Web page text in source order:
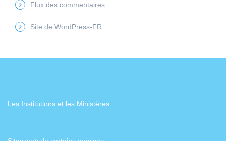
Flux des commentaires
Site de WordPress-FR
Les Institutions et les Ministères